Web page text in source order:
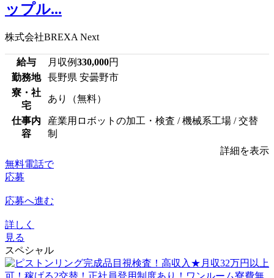
ップル...
株式会社BREXA Next
給与 月収例330,000円
勤務地
長野県 安曇野市
寮・社
宅
あり（無料）
仕事内
容
産業用ロボットの加工・検査 / 機械系工場 / 交替
制
詳細を表示
無料電話で
応募
応募へ進む
詳しく
見る
スペシャル